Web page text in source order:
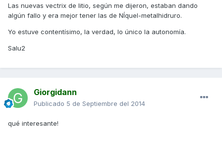
Las nuevas vectrix de litio, según me dijeron, estaban dando
algún fallo y era mejor tener las de NÍquel-metalhidruro.
Yo estuve contentísimo, la verdad, lo único la autonomía.
Salu2
Giorgidann
Publicado 5 de Septiembre del 2014
qué interesante!